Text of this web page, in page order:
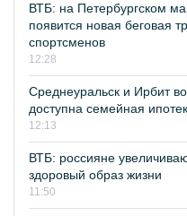
ВТБ: на Петербургском
появится новая беговая
спортсменов
12:28
Среднеуральск и Ирбит
доступна семейная
12:13
ВТБ: россияне
здоровый образ жизни
11:50